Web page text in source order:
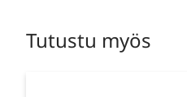
Tutustu myös